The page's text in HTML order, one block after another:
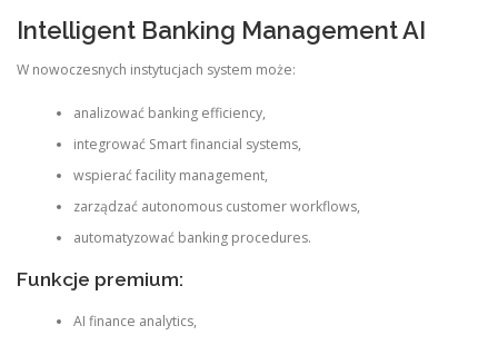
Intelligent Banking Management AI
W nowoczesnych instytucjach system może:
analizować banking efficiency,
integrować Smart financial systems,
wspierać facility management,
zarządzać autonomous customer workflows,
automatyzować banking procedures.
Funkcje premium:
AI finance analytics,